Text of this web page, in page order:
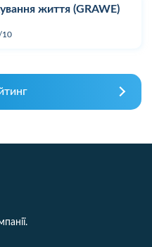
життя (GRAWE)
10